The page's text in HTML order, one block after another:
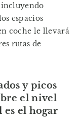
espacios
coche le llevará
rutas de
y picos
el nivel
es el hogar